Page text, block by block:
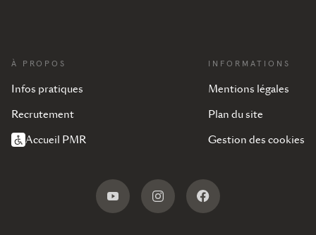
À PROPOS
Infos pratiques
Recrutement
Accueil PMR
INFORMATIONS
Mentions légales
Plan du site
Gestion des cookies